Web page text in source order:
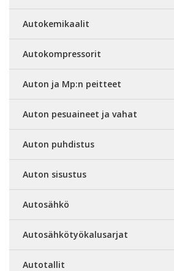
Autokemikaalit
Autokompressorit
Auton ja Mp:n peitteet
Auton pesuaineet ja vahat
Auton puhdistus
Auton sisustus
Autosähkö
Autosähkötyökalusarjat
Autotallit